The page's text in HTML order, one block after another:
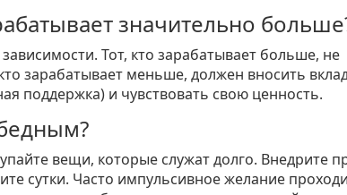
значительно
Тот, кто зарабатывает больше, не
зарабатывает меньше, должен вносить
поддержка) и чувствовать свою ценность.
вещи, которые служат долго. Внедрите
сутки. Часто импульсивное желание